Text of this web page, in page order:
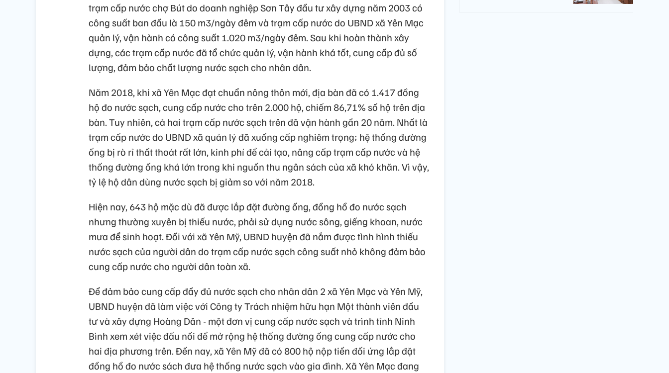
trạm cấp nước chợ Bút do doanh nghiệp Sơn Tây đầu tư xây dựng năm 2003 có
công suất ban đầu là 150 m3/ngày đêm và trạm cấp nước do UBND xã Yên Mạc
quản lý, vận hành có công suất 1.020 m3/ngày đêm. Sau khi hoàn thành xây
dựng, các trạm cấp nước đã tổ chức quản lý, vận hành khá tốt, cung cấp đủ số
lượng, đảm bảo chất lượng nước sạch cho nhân dân.
Năm 2018, khi xã Yên Mạc đạt chuẩn nông thôn mới, địa bàn đã có 1.417 đồng
hộ đo nước sạch, cung cấp nước cho trên 2.000 hộ, chiếm 86,71% số hộ trên địa
bàn. Tuy nhiên, cả hai trạm cấp nước sạch trên đã vận hành gần 20 năm. Nhất là
trạm cấp nước do UBND xã quản lý đã xuống cấp nghiêm trọng; hệ thống đường
ống bị rò rỉ thất thoát rất lớn, kinh phí để cải tạo, nâng cấp trạm cấp nước và hệ
thống đường ống khá lớn trong khi nguồn thu ngân sách của xã khó khăn. Vì vậy,
tỷ lệ hộ dân dùng nước sạch bị giảm so với năm 2018.
Hiện nay, 643 hộ mặc dù đã được lắp đặt đường ống, đồng hồ đo nước sạch
nhưng thường xuyên bị thiếu nước, phải sử dụng nước sông, giếng khoan, nước
mưa để sinh hoạt. Đối với xã Yên Mỹ, UBND huyện đã nắm được tình hình thiếu
nước sạch của người dân do trạm cấp nước sạch công suất nhỏ không đảm bảo
cung cấp nước cho người dân toàn xã.
Để đảm bảo cung cấp đầy đủ nước sạch cho nhân dân 2 xã Yên Mạc và Yên Mỹ,
UBND huyện đã làm việc với Công ty Trách nhiệm hữu hạn Một thành viên đầu
tư và xây dựng Hoàng Dân - một đơn vị cung cấp nước sạch và trình tỉnh Ninh
Bình xem xét việc đấu nối để mở rộng hệ thống đường ống cung cấp nước cho
hai địa phương trên. Đến nay, xã Yên Mỹ đã có 800 hộ nộp tiền đối ứng lắp đặt
đồng hồ đo nước sách đưa hệ thống nước sạch vào gia đình. Xã Yên Mạc đang